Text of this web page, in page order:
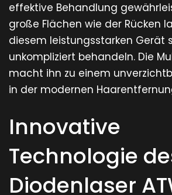
effektive Behandlung
große Flächen wie der Rücken
diesem leistungsstarken Gerät
unkompliziert behandeln. Die
macht ihn zu einem
in der modernen
Innovative
Technologie
Diodenlaser